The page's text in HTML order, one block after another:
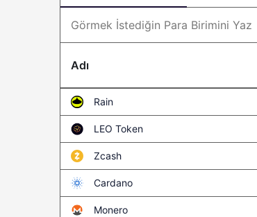
Adı
Rain
LEO Token
Zcash
Cardano
Monero